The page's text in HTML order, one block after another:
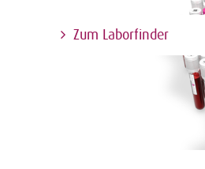
Zum Laborfinder